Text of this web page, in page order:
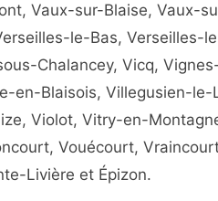
Vaux-sur-Blaise, Vaux-
le-Bas, Verseilles-
Chalancey, Vicq,
en-Blaisois, Villegusien-
Violot, Vitry-en-
Vouécourt,
Livière et Épizon.